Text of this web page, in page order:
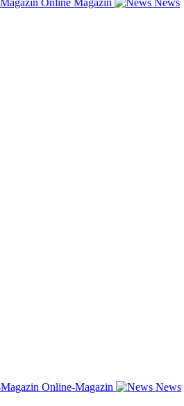
Online Magazin
News
Online-Magazin
News